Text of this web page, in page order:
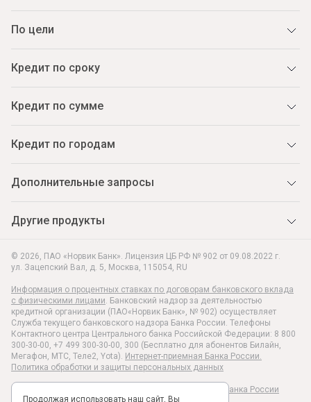
© 2026, ПАО «Норвик Банк». Лицензия ЦБ РФ № 902 от 09.08.2022 г.
ул. Зацепский Вал, д. 5, Москва, 115054, RU
Информация о процентных ставках по договорам банковского вклада
с физическими лицами. Банковский надзор за деятельностью
кредитной организации (ПАО«Норвик Банк», № 902) осуществляет
Служба текущего банковского надзора Банка России. Телефоны
Контактного центра Центрального банка Российской Федерации: 8 800
300-30-00, +7 499 300-30-00, 300 (Бесплатно для абонентов Билайн,
Мегафон, МТС, Теле2, Yota). Интернет-приемная Банка России.
Политика обработки и защиты персональных данных
Раскрытие информации в соответствии c Указанием Банка России
По цели
Кредит по сроку
Кредит по сумме
Кредит по городам
Дополнительные запросы
Другие продукты
Продолжая использовать наш сайт, Вы